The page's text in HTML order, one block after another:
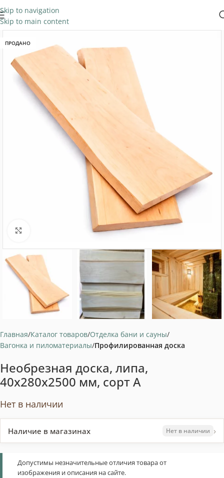
Skip to navigation
Skip to main content
ПРОДАНО
Нажмите, чтобы увеличить
Главная Каталог товаров Отделка бани и сауны
Вагонка и пиломатериалы Профилированная доска
Необрезная доска, липа,
40x280x2500 мм, сорт A
Нет в наличии
Наличие в магазинах Нет в наличии ›
Допустимы незначительные отличия товара от
изображения и описания на сайте.